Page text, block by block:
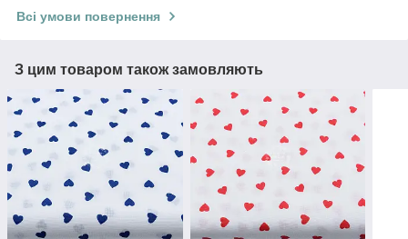
Всі умови повернення
З цим товаром також замовляють